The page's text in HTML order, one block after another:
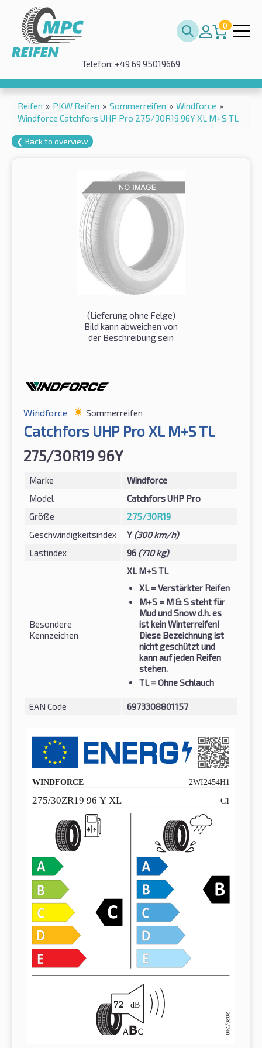
0
Telefon: +49 69 95019669
Reifen » PKW Reifen » Sommerreifen » Windforce »
Windforce Catchfors UHP Pro 275/30R19 96Y XL M+S TL
❮ Back to overview
(Lieferung ohne Felge)
Bild kann abweichen von
der Beschreibung sein
Windforce Sommerreifen
Catchfors UHP Pro XL M+S TL
275/30R19 96Y
Marke
Windforce
Model
Catchfors UHP Pro
Größe
275/30R19
Geschwindigkeitsindex
Y (300 km/h)
Lastindex
96 (710 kg)
Besondere
Kennzeichen
XL M+S TL
XL= Verstärkter Reifen
M+S = M & S steht für
Mud und Snow d.h. es
ist kein Winterreifen!
Diese Bezeichnung ist
nicht geschützt und
kann auf jeden Reifen
stehen.
TL= Ohne Schlauch
EAN Code 6973308801157